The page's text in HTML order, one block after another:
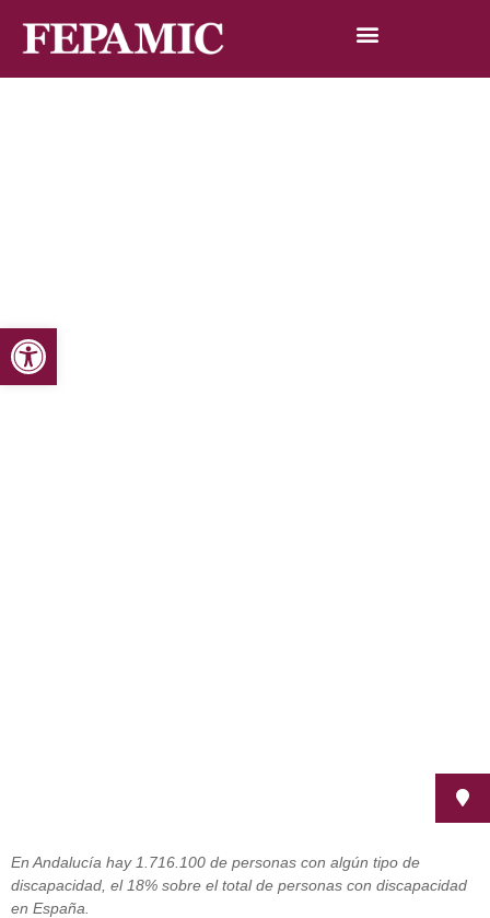
Abrir barra de herramientas
Inicio
En Andalucía hay 1.716.100 de personas con algún tipo de
discapacidad, el 18% sobre el total de personas con discapacidad
en España.